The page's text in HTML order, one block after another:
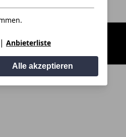
| Anbieterliste
Alle akzeptieren